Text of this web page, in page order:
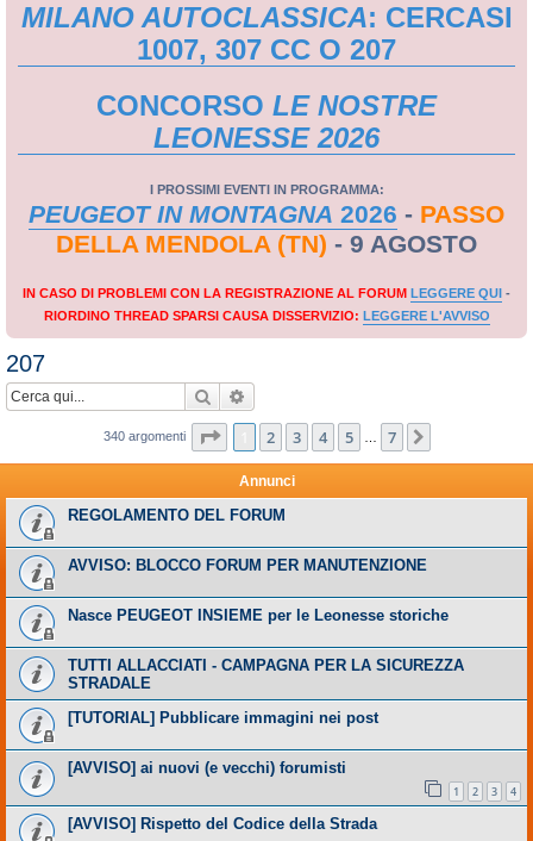
MILANO AUTOCLASSICA: CERCASI
1007, 307 CC O 207
CONCORSO LE NOSTRE
LEONESSE 2026
I PROSSIMI EVENTI IN PROGRAMMA:
PEUGEOT IN MONTAGNA 2026 - PASSO
DELLA MENDOLA (TN) - 9 AGOSTO
IN CASO DI PROBLEMI CON LA REGISTRAZIONE AL FORUM LEGGERE QUI -
RIORDINO THREAD SPARSI CAUSA DISSERVIZIO: LEGGERE L'AVVISO
207
Cerca
340 argomenti Pagina di
2 3 4 5 7
Annunci
REGOLAMENTO DEL FORUM
AVVISO: BLOCCO FORUM PER MANUTENZIONE
Nasce PEUGEOT INSIEME per le Leonesse storiche
TUTTI ALLACCIATI - CAMPAGNA PER LA SICUREZZA
STRADALE
[TUTORIAL] Pubblicare immagini nei post
[AVVISO] ai nuovi (e vecchi) forumisti
1 2 3 4
[AVVISO] Rispetto del Codice della Strada